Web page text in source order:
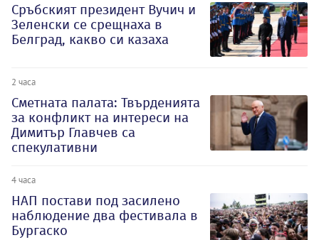
Сръбският президент Вучич и
Зеленски се срещнаха в
Белград, какво си казаха
2 часа
Сметната палата: Твърденията
за конфликт на интереси на
Димитър Главчев са
спекулативни
4 часа
НАП постави под засилено
наблюдение два фестивала в
Бургаско